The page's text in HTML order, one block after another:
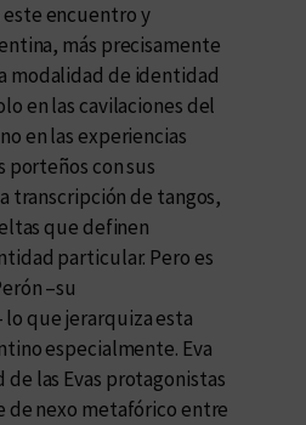
este encuentro y
más precisamente
modalidad de identidad
en las cavilaciones del
en las experiencias
porteños con sus
transcripción de tangos,
que definen
particular. Pero es
–su
que jerarquiza esta
especialmente. Eva
las Evas protagonistas
de nexo metafórico entre